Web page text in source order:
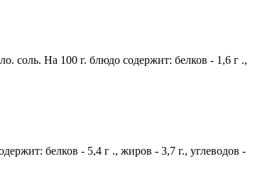
соль. На 100 г. блюдо содержит: белков - 1,6 г .,
белков - 5,4 г ., жиров - 3,7 г., углеводов -